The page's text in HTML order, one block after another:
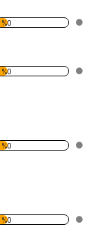
%0
%0
%0
%0